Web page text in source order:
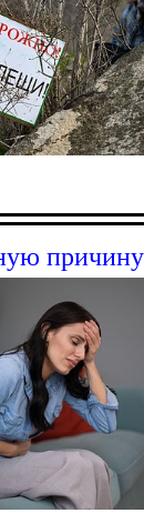
причину